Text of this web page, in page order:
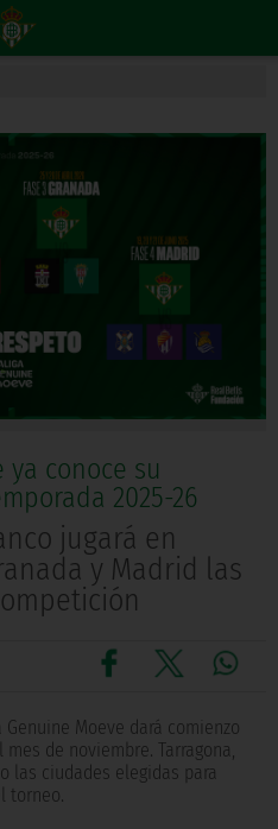
ya conoce su
2025-26
jugará en
y Madrid las
Genuine Moeve dará comienzo
de noviembre. Tarragona,
las ciudades elegidas para
torneo.